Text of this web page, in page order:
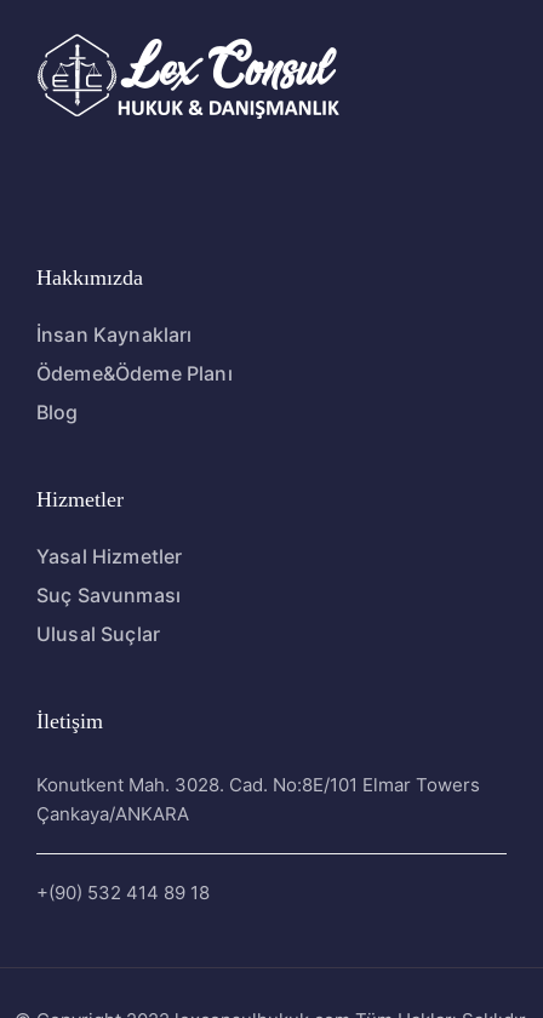
Hakkımızda
İnsan Kaynakları
Ödeme&Ödeme Planı
Blog
Hizmetler
Yasal Hizmetler
Suç Savunması
Ulusal Suçlar
İletişim
Konutkent Mah. 3028. Cad. No:8E/101 Elmar Towers
Çankaya/ANKARA
+(90) 532 414 89 18